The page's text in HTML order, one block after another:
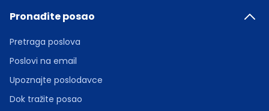
Pronađite posao
Pretraga poslova
Poslovi na email
Upoznajte poslodavce
Dok tražite posao